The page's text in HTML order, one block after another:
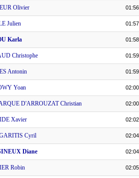
Olivier
Julien
Karla
Christophe
Antonin
Yoan
D'ARROUZAT Christian
Xavier
Cyril
Diane
Robin